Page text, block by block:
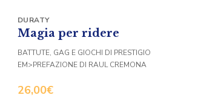
Magia per ridere
26,00€
DURATY
BATTUTE, GAG E GIOCHI DI PRESTIGIO
EM>PREFAZIONE DI RAUL CREMONA